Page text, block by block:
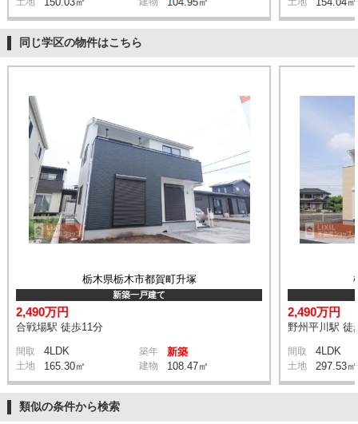
同じ学区の物件はこちら
栃木県栃木市都賀町升塚
新築一戸建て
2,490万円
合戦場駅 徒歩11分
間取 4LDK 築年 新築
土地 165.30㎡ 建物 108.47㎡
2,490万円
野州平川駅 徒
間取 4LDK
土地 297.53㎡
類似の条件から検索